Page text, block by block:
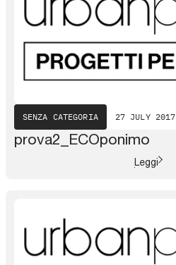
SENZA CATEGORIA 27 JULY 2017
prova2_ECOponimo
Leggi